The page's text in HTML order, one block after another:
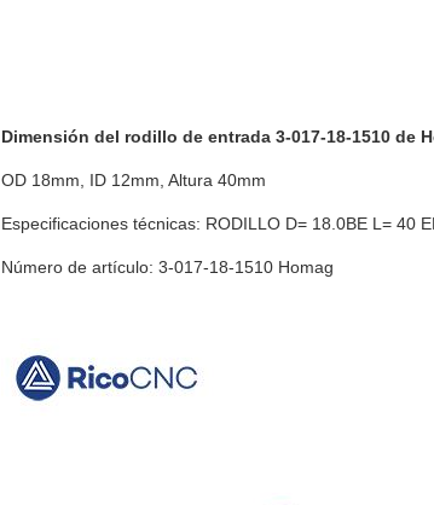
Dimensión del rodillo de entrada 3-017-18-1510 de
OD 18mm, ID 12mm, Altura 40mm
Especificaciones técnicas: RODILLO D= 18.0BE L= 40
Número de artículo: 3-017-18-1510 Homag